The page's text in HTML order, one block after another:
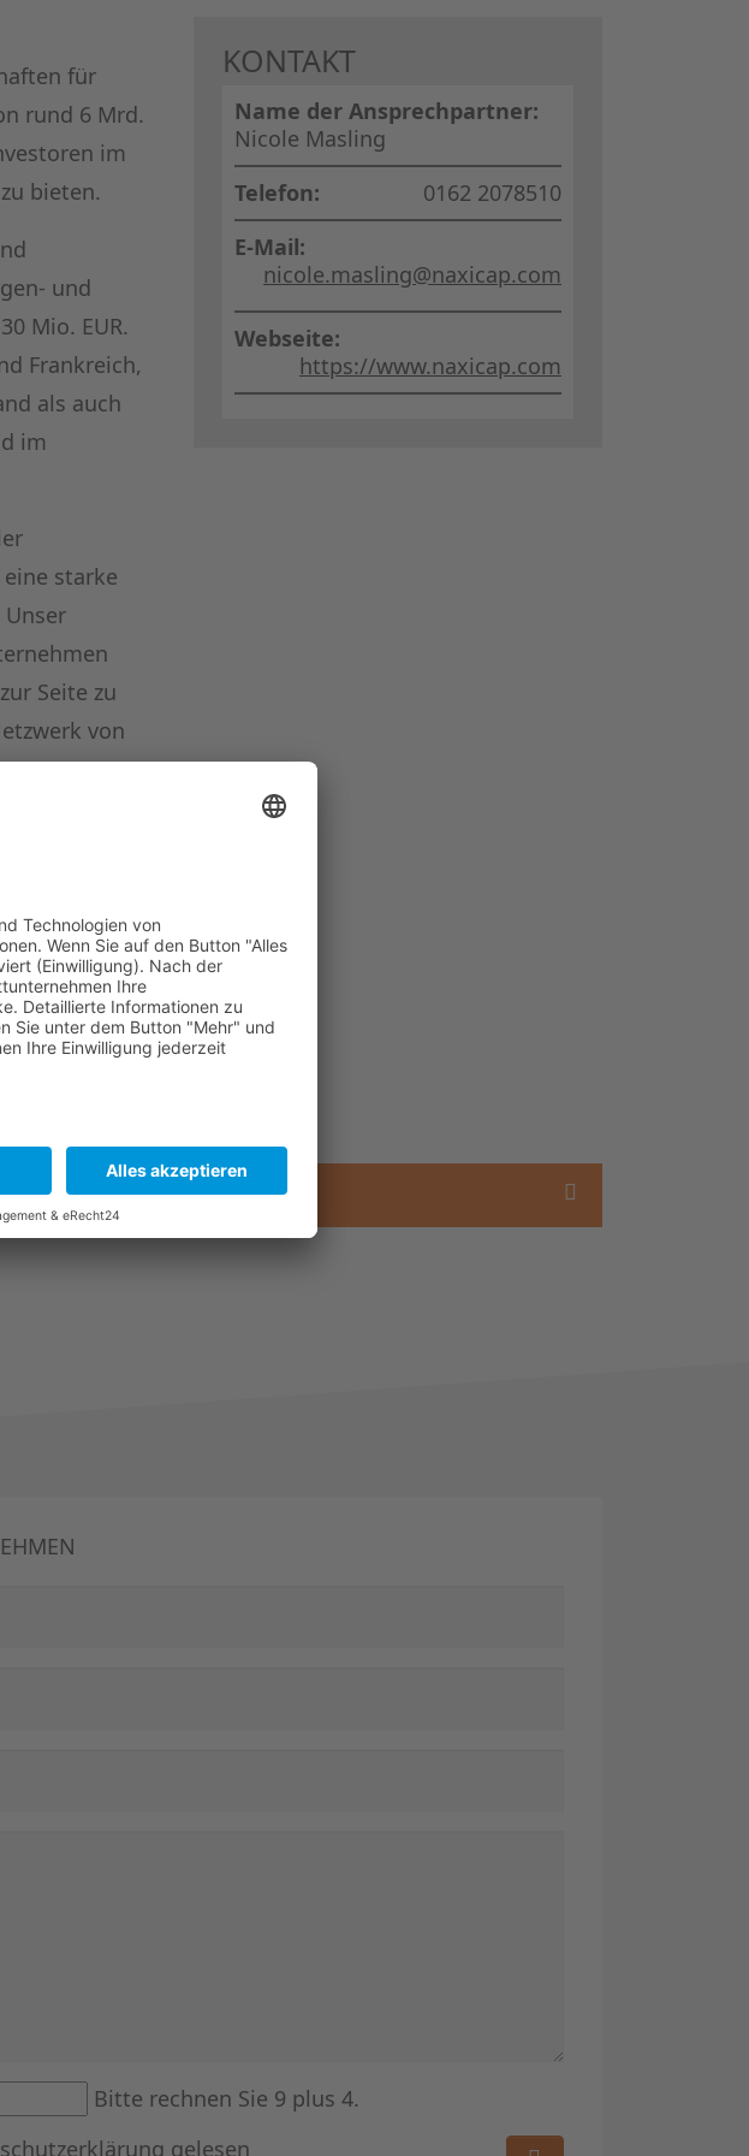
für
rund 6 Mrd.
im
bieten.
und
Mio. EUR.
Frankreich,
als auch
im
starke
Seite zu
von
die
Naxicap
von
KONTAKT
Name der Ansprechpartner:
Nicole Masling
Telefon:
0162 2078510
E-Mail:
nicole.masling@naxicap.com
Webseite:
https://www.naxicap.com
Bitte rechnen Sie 9 plus 4.
gelesen